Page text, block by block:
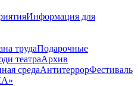
Информация для
трудаПодарочные
театраАрхив
средаАнтитеррорФестиваль